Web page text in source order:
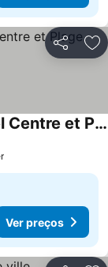
Partilhar
ibis budget Fréjus Saint-Raphaël Centre et Plage
Ver preços